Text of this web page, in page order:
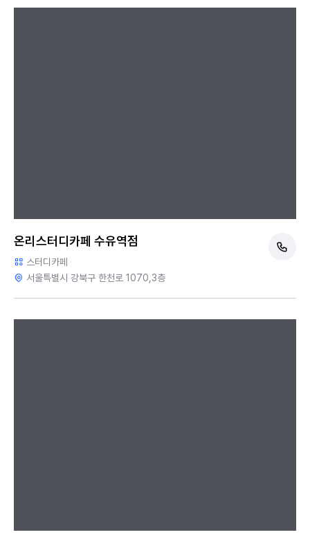
온리스터디카페 수유역점
스터디카페
서울특별시 강북구 한천로 1070,3층